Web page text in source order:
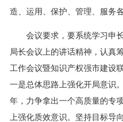
造、运用、保护、管理、服务
会议要求，要系统学习申
局长会议上的讲话精神，认真
工作会议暨知识产权强市建设
一是总体思路上强化开局意识
年，力争拿出一个高质量的专
上强化质效意识。坚持目标导